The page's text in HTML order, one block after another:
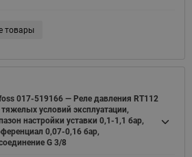
товары
017-519166 — Реле давления RT112
условий эксплуатации,
настройки уставки 0,1-1,1 бар,
0,07-0,16 бар,
G 3/8